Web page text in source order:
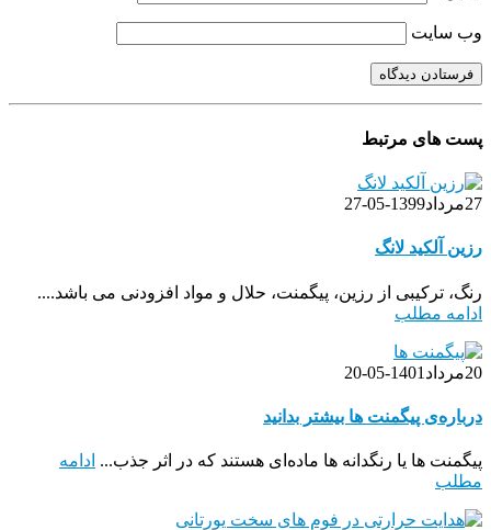
وب‌ سایت
پست های مرتبط
27مرداد1399-05-27
رزین آلکید لانگ
رنگ، ترکیبی از رزین، پیگمنت، حلال و مواد افزودنی می باشد....
ادامه مطلب
20مرداد 1401-05-20
درباره‌ی پیگمنت ها بیشتر بدانید
پیگمنت ها یا رنگدانه ها ماده‌ای هستند که در اثر جذب... ادامه
مطلب